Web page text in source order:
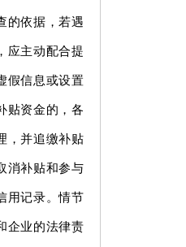
的依据，若遇
应主动配合提
假信息或设置
贴资金的，各
，并追缴补贴
消补贴和参与
用记录。情节
企业的法律责